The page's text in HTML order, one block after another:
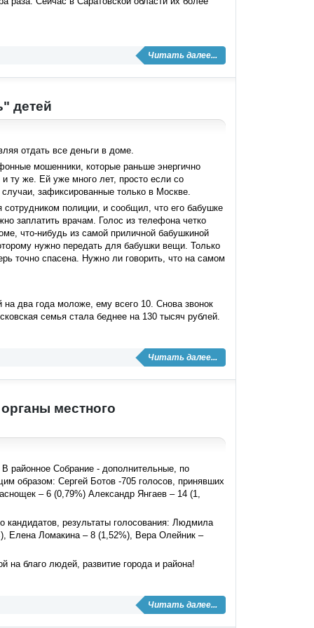
Читать далее...
детей
отдать все деньги в доме.
мошенники, которые раньше энергично
ту же. Ей уже много лет, просто если со
зафиксированные только в Москве.
полиции, и сообщил, что его бабушке
заплатить врачам. Голос из телефона четко
что-нибудь из самой приличной бабушкиной
нужно передать для бабушки вещи. Только
точно спасена. Нужно ли говорить, что на самом
два года моложе, ему всего 10. Снова звонок
семья стала беднее на 130 тысяч рублей.
Читать далее...
местного
районное Собрание - дополнительные, по
образом: Сергей Ботов -705 голосов, принявших
– 6 (0,79%) Александр Янгаев – 14 (1,
кандидатов, результаты голосования: Людмила
Елена Ломакина – 8 (1,52%), Вера Олейник –
на благо людей, развитие города и района!
Читать далее...